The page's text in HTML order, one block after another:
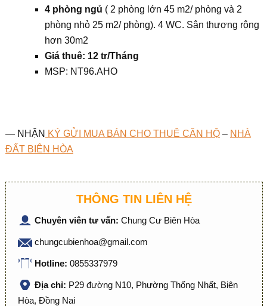
4 phòng ngủ ( 2 phòng lớn 45 m2/ phòng và 2
phòng nhỏ 25 m2/ phòng). 4 WC. Sân thượng rộng
hơn 30m2
Giá thuê: 12 tr/Tháng
MSP: NT96.AHO
— NHẬN KÝ GỬI MUA BÁN CHO THUÊ CĂN HỘ– NHÀ
ĐẤT BIÊN HÒA
THÔNG TIN LIÊN HỆ
Chuyên viên tư vấn: Chung Cư Biên Hòa
chungcubienhoa@gmail.com
Hotline: 0855337979
Địa chỉ: P29 đường N10, Phường Thống Nhất, Biên
Hòa, Đồng Nai